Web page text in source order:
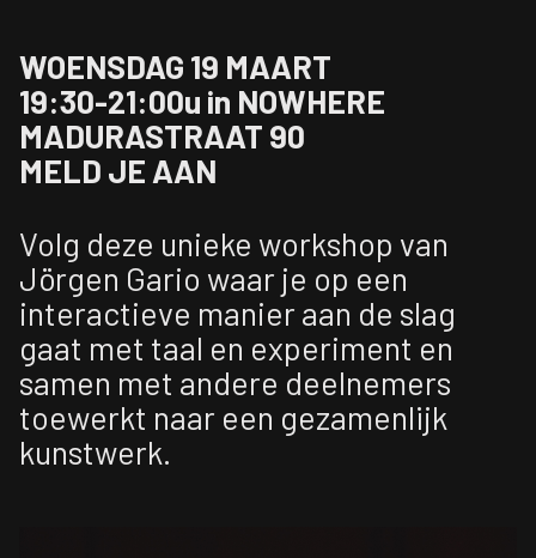
WOENSDAG 19 MAART
19:30-21:00u in NOWHERE
MADURASTRAAT 90
MELD JE AAN
Volg deze unieke workshop van
Jörgen Gario waar je op een
interactieve manier aan de slag
gaat met taal en experiment en
samen met andere deelnemers
toewerkt naar een gezamenlijk
kunstwerk.